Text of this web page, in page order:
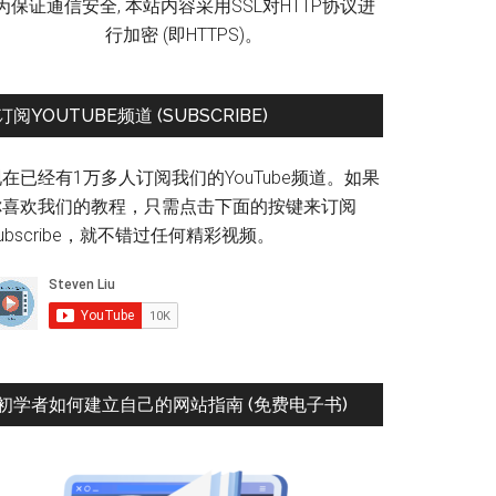
保证通信安全, 本站内容采用SSL对HTTP协议进
行加密 (即HTTPS)。
阅YOUTUBE频道 (SUBSCRIBE)
已经有1万多人订阅我们的YouTube频道。如果
欢我们的教程，只需点击下面的按键来订阅
，就不错过任何精彩视频。
学者如何建立自己的网站指南 (免费电子书)